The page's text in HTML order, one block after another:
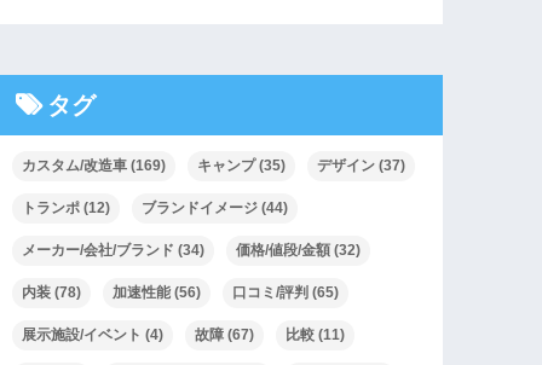
タグ
カスタム/改造車 (169) キャンプ(35) デザイン (37)
トランポ (12) ブランドイメージ (44)
メーカー/会社/ブランド (34) 価格/値段/金額 (32)
内装 (78) 加速性能 (56) 口コミ/評判 (65)
展示施設/イベント (4) 故障 (67) 比較 (11)